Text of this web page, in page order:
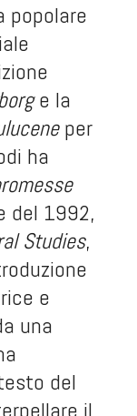
popolare
e la
per
ha
del 1992,
Studies,
e
una
del